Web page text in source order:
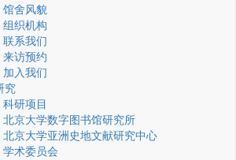
馆舍风貌
组织机构
联系我们
来访预约
加入我们
究
科研项目
北京大学数字图书馆研究所
北京大学亚洲史地文献研究中心
学术委员会